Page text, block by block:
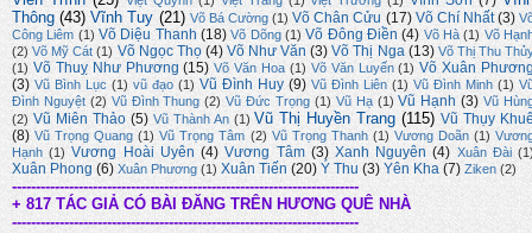
Thông (43) Vĩnh Tuy (21) Võ Bá Cường (1) Võ Chân Cửu (17) Võ Chí Nhất (3)
Công Liêm (1) Võ Diệu Thanh (18) Võ Dõng (1) Võ Đông Điền (4) Võ Hà (1) Võ
(2) Võ Mỹ Cát (1) Võ Ngọc Thọ (4) Võ Như Văn (3) Võ Thị Nga (13) Võ Thị Thu
(1) Võ Thuỵ Như Phương (15) Võ Văn Hoa (1) Võ Văn Luyến (1) Võ Xuân
(3) Vũ Bình Lục (1) vũ đạo (1) Vũ Đình Huy (9) Vũ Đình Liên (1) Vũ Đình Minh (1)
Đình Nguyệt (2) Vũ Đình Thung (2) Vũ Đức Trọng (1) Vũ Hạ (1) Vũ Hạnh (3) Vũ
(2) Vũ Miên Thảo (5) Vũ Thành An (1) Vũ Thị Huyền Trang (115) Vũ Thụy
(8) Vũ Trọng Quang (1) Vũ Trọng Tâm (2) Vũ Trọng Thanh (1) Vương Doãn (1)
Hạnh (1) Vương Hoài Uyên (4) Vương Tâm (3) Xanh Nguyên (4) Xuân Đài
Xuân Phong (6) Xuân Phương (1) Xuân Tiến (20) Ý Thu (3) Yên Kha (7) Ziken (2)
-------------------------------------------------------------------------
+ 817 TÁC GIẢ CÓ BÀI ĐĂNG TRÊN HƯƠNG QUÊ NHÀ
-------------------------------------------------------------------------